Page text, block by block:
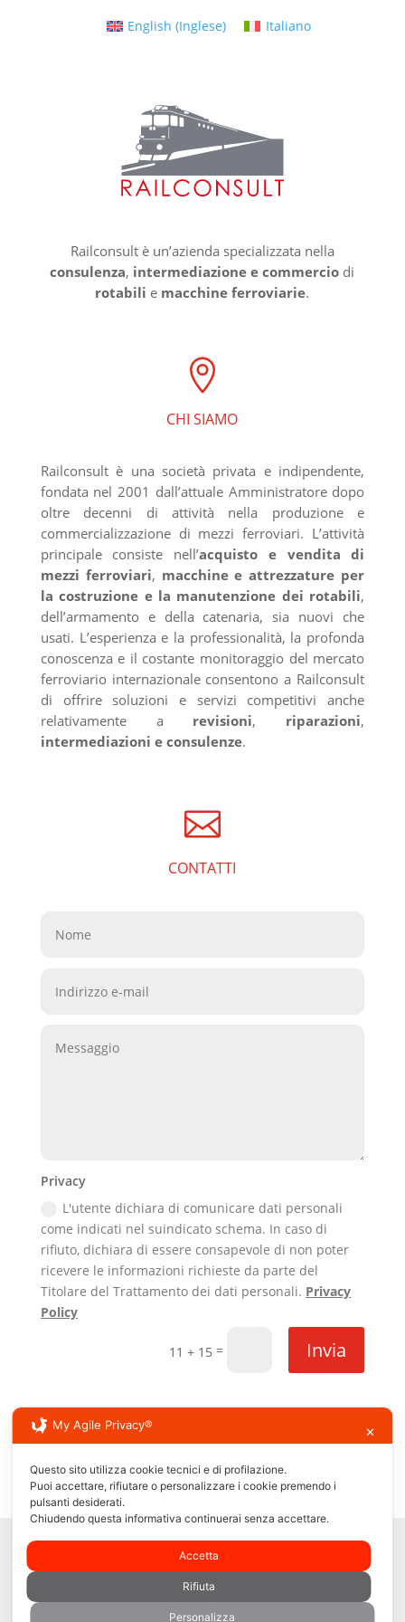
English (Inglese) Italiano
Railconsult è un’azienda specializzata nella
consulenza, intermediazione e commercio di
rotabili e macchine ferroviarie.

CHI SIAMO
Railconsult è una società privata e indipendente,
fondata nel 2001 dall’attuale Amministratore dopo
oltre decenni di attività nella produzione e
commercializzazione di mezzi ferroviari. L’attività
principale consiste nell’acquisto e vendita di
mezzi ferroviari, macchine e attrezzature per
la costruzione e la manutenzione dei rotabili,
dell’armamento e della catenaria, sia nuovi che
usati. L’esperienza e la professionalità, la profonda
conoscenza e il costante monitoraggio del mercato
ferroviario internazionale consentono a Railconsult
di offrire soluzioni e servizi competitivi anche
relativamente a revisioni, riparazioni,
intermediazioni e consulenze.

CONTATTI
Privacy
L'utente dichiara di comunicare dati personali
come indicati nel suindicato schema. In caso di
rifiuto, dichiara di essere consapevole di non poter
ricevere le informazioni richieste da parte del
Titolare del Trattamento dei dati personali. Privacy
Policy
11 + 15 = Invia
Per informazioni commerciali:
Tel.
Email info@railconsult.it
RAILCONSULT s.r.l.
Via Isabella D’Este 21/c
46100 Mantova – ITALY
Rea212696 –P.iva 01966350207
My Agile Privacy® ✕
Questo sito utilizza cookie tecnici e di profilazione.
Puoi accettare, rifiutare o personalizzare i cookie premendo i
pulsanti desiderati.
Chiudendo questa informativa continuerai senza accettare.
Accetta
Rifiuta
Personalizza